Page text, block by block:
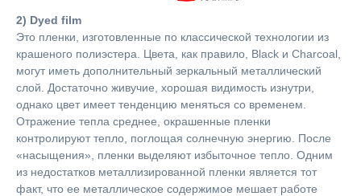
2) Dyed film
Это пленки, изготовленные по классической технологии из
крашеного полиэстера. Цвета, как правило, Black и Charcoal,
могут иметь дополнительный зеркальный металлический
слой. Достаточно живучие, хорошая видимость изнутри,
однако цвет имеет тенденцию меняться со временем.
Отражение тепла среднее, окрашенные пленки
контролируют тепло, поглощая солнечную энергию. После
«насыщения», пленки выделяют избыточное тепло. Одним
из недостатков металлизированной пленки является тот
факт, что ее металлическое содержимое мешает работе